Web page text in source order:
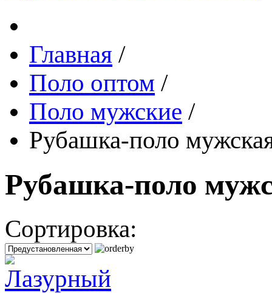
Главная /
Поло оптом /
Поло мужские /
Рубашка-поло
Рубашка-поло
Сортировка: